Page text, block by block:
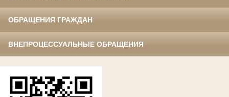
ОБРАЩЕНИЯ ГРАЖДАН
ВНЕПРОЦЕССУАЛЬНЫЕ ОБРАЩЕНИЯ